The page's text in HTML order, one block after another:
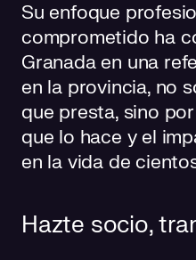
Su enfoque
comprometido ha
Granada en una
en la provincia, no
que presta, sino
que lo hace y el
en la vida de
Hazte socio,